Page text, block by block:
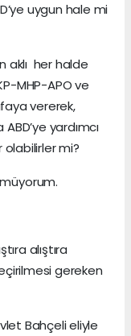
uygun hale mi
aklı her halde
MHP-APO ve
vererek,
yardımcı
olabilirler mi?
alıştıra
gereken
Bahçeli eliyle